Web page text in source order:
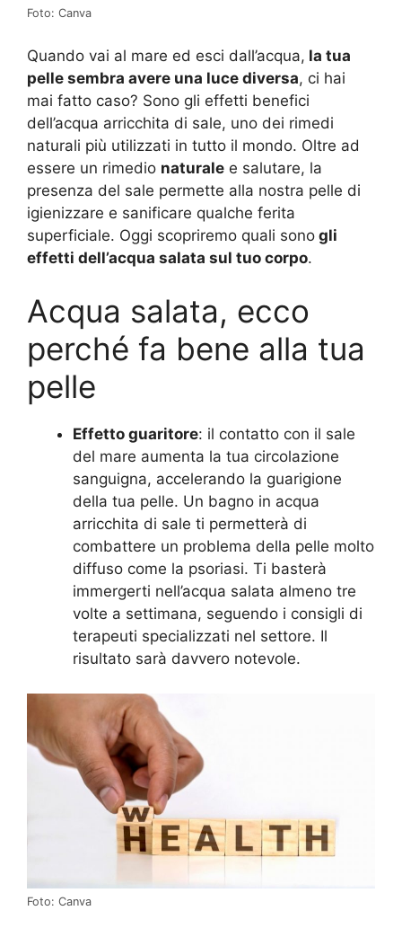
Foto: Canva
Quando vai al mare ed esci dall’acqua, la tua
pelle sembra avere una luce diversa, ci hai
mai fatto caso? Sono gli effetti benefici
dell’acqua arricchita di sale, uno dei rimedi
naturali più utilizzati in tutto il mondo. Oltre ad
essere un rimedio naturale e salutare, la
presenza del sale permette alla nostra pelle di
igienizzare e sanificare qualche ferita
superficiale. Oggi scopriremo quali sono gli
effetti dell’acqua salata sul tuo corpo.
Acqua salata, ecco
perché fa bene alla tua
pelle
Effetto guaritore: il contatto con il sale
del mare aumenta la tua circolazione
sanguigna, accelerando la guarigione
della tua pelle. Un bagno in acqua
arricchita di sale ti permetterà di
combattere un problema della pelle molto
diffuso come la psoriasi. Ti basterà
immergerti nell’acqua salata almeno tre
volte a settimana, seguendo i consigli di
terapeuti specializzati nel settore. Il
risultato sarà davvero notevole.
Foto: Canva